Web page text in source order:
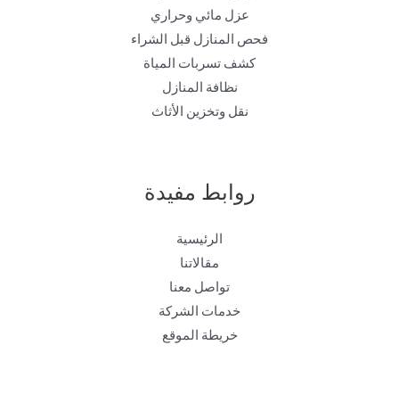
عزل مائي وحراري
فحص المنازل قبل الشراء
كشف تسربات المياة
نظافة المنازل
نقل وتخزين الأثاث
روابط مفيدة
الرئيسية
مقالاتنا
تواصل معنا
خدمات الشركة
خريطة الموقع